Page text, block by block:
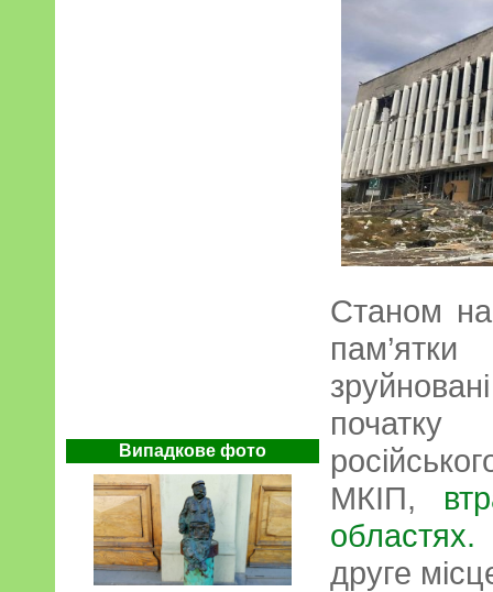
Випадкове фото
Станом
МКІП,
областях.
друге